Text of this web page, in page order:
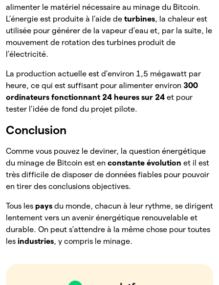
alimenter le matériel nécessaire au minage du Bitcoin.
L’énergie est produite à l’aide de turbines, la chaleur est
utilisée pour générer de la vapeur d’eau et, par la suite, le
mouvement de rotation des turbines produit de
l’électricité.
La production actuelle est d’environ 1,5 mégawatt par
heure, ce qui est suffisant pour alimenter environ 300
ordinateurs fonctionnant 24 heures sur 24 et pour
tester l’idée de fond du projet pilote.
Conclusion
Comme vous pouvez le deviner, la question énergétique
du minage de Bitcoin est en constante évolution et il est
très difficile de disposer de données fiables pour pouvoir
en tirer des conclusions objectives.
Tous les pays du monde, chacun à leur rythme, se dirigent
lentement vers un avenir énergétique renouvelable et
durable. On peut s’attendre à la même chose pour toutes
les industries, y compris le minage.